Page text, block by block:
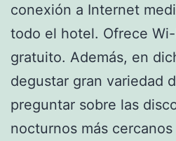
conexión a Internet
todo el hotel. Ofrece
gratuito. Además, en
degustar gran variedad
preguntar sobre las
nocturnos más